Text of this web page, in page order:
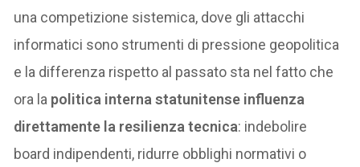
una competizione sistemica, dove gli attacchi
informatici sono strumenti di pressione geopolitica
e la differenza rispetto al passato sta nel fatto che
ora la politica interna statunitense influenza
direttamente la resilienza tecnica: indebolire
board indipendenti, ridurre obblighi normativi o